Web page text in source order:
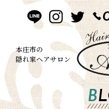
HOME
STYLE
MENU
本庄市の
隠れ家ヘアサロン